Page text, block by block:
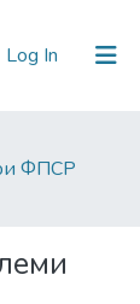
Log In (current)
ФПСР